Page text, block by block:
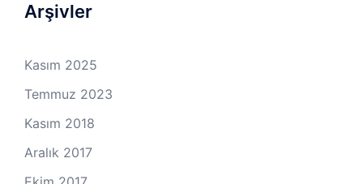
Arşivler
Kasım 2025
Temmuz 2023
Kasım 2018
Aralık 2017